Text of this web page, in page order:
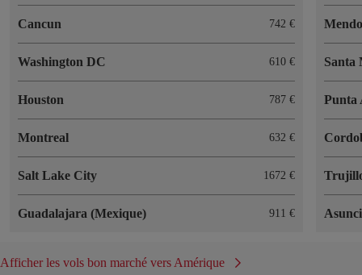
Cancun 742 €
Washington DC 610 €
Houston 787 €
Montreal 632 €
Salt Lake City 1672 €
Guadalajara (Mexique) 911 €
Santa
Punta
Afficher les vols bon marché vers Amérique